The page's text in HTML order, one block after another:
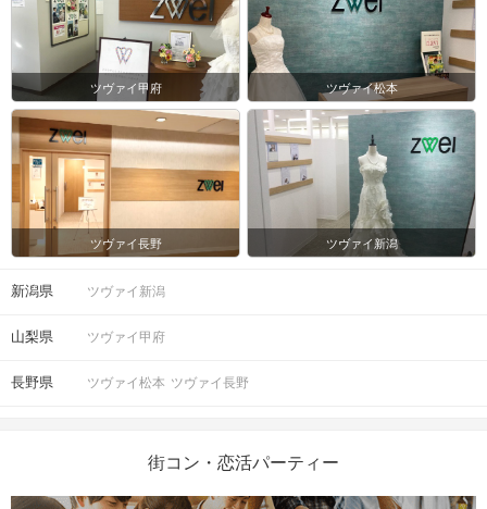
ツヴァイ甲府 ツヴァイ松本
ツヴァイ長野 ツヴァイ新潟
新潟県 ツヴァイ新潟
山梨県 ツヴァイ甲府
長野県 ツヴァイ松本 ツヴァイ長野
街コン・恋活パーティー